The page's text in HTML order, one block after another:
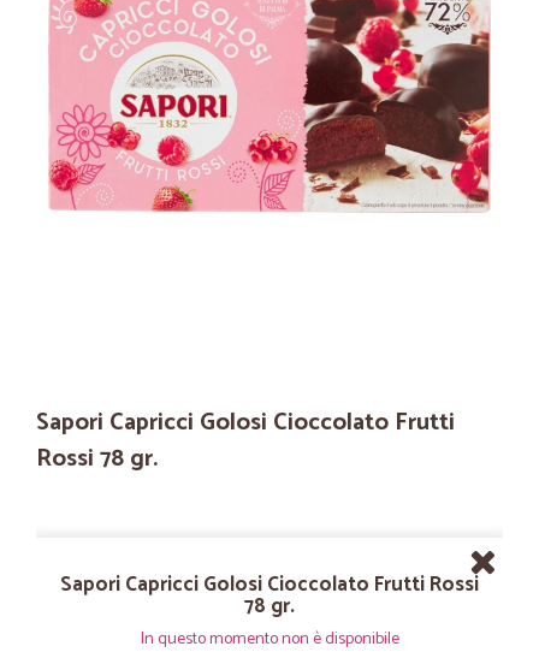
Sapori Capricci Golosi Cioccolato Frutti
Rossi 78 gr.
Sapori Capricci Golosi Cioccolato Frutti Rossi
78 gr.
In questo momento non è disponibile